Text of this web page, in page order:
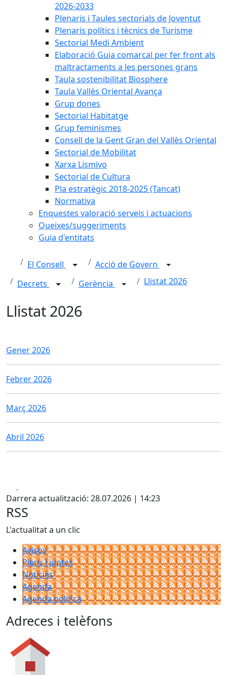
2026-2033
Plenaris i Taules sectorials de Joventut
Plenaris polítics i tècnics de Turisme
Sectorial Medi Ambient
Elaboració Guia comarcal per fer front als
maltractaments a les persones grans
Taula sostenibilitat Biosphere
Taula Vallès Oriental Avança
Grup dones
Sectorial Habitatge
Grup feminismes
Consell de la Gent Gran del Vallès Oriental
Sectorial de Mobilitat
Xarxa Lismivo
Sectorial de Cultura
Pla estratègic 2018-2025 (Tancat)
Normativa
Enquestes valoració serveis i actuacions
Queixes/suggeriments
Guia d'entitats
El Consell
Acció de Govern
Decrets
Gerència Llistat 2026
Llistat 2026
Gener 2026
Febrer 2026
Març 2026
Abril 2026
Darrera actualització: 28.07.2026 | 14:23
RSS
L'actualitat a un clic
Avisos
Plens i juntes
Noticies
Agenda
Agenda política
Adreces i telèfons